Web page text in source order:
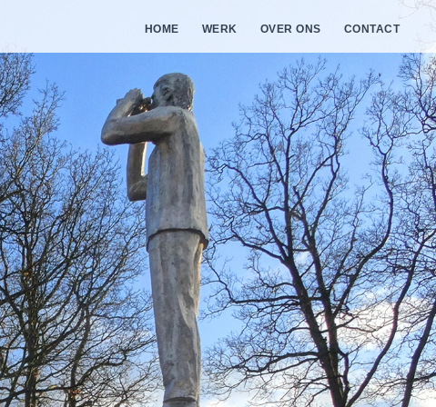
HOME WERK OVER ONS CONTACT